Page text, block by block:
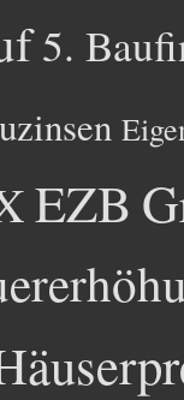
5.
EZB